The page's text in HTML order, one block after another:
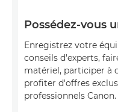
Possédez-vous
Enregistrez votre
conseils d'experts,
matériel, participer à
profiter d'offres
professionnels Canon.